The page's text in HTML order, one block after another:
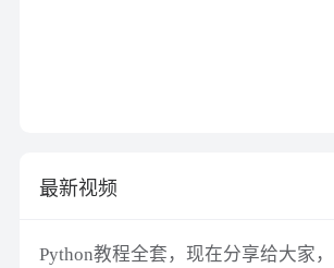
最新视频
Python教程全套，现在分享给大家